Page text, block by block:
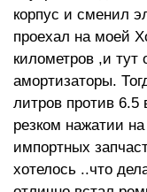
корпус и сменил
проехал на моей
километров ,и тут
амортизаторы.
литров против 6.5
резком нажатии
импортных
хотелось ..что